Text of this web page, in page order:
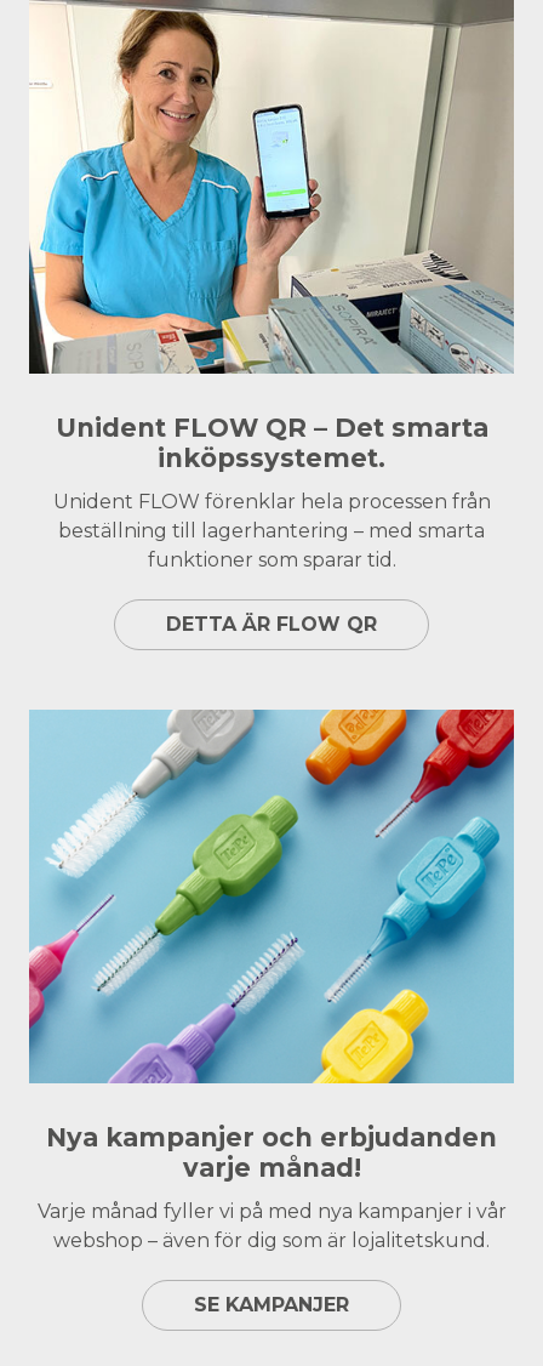
Unident FLOW QR – Det smarta
inköpssystemet.
Unident FLOW förenklar hela processen från
beställning till lagerhantering – med smarta
funktioner som sparar tid.
DETTA ÄR FLOW QR
Nya kampanjer och erbjudanden
varje månad!
Varje månad fyller vi på med nya kampanjer i vår
webshop – även för dig som är lojalitetskund.
SE KAMPANJER